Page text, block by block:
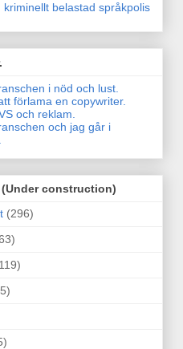
kriminellt belastad språkpolis
i nöd och lust.
förlama en copywriter.
och reklam.
och jag går i
construction)
(296)